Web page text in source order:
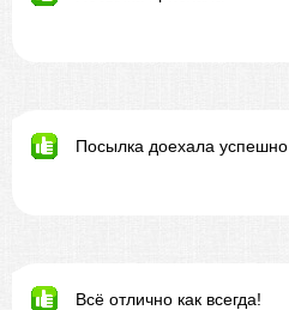
Посылка доехала успешно
Всё отлично как всегда!